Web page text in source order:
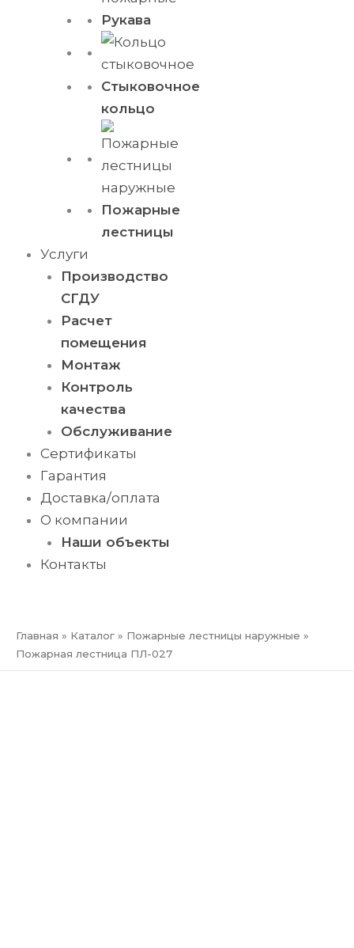
Рукава
Стыковочное
кольцо
Пожарные
лестницы
Услуги
Производство
СГДУ
Расчет
помещения
Монтаж
Контроль
качества
Обслуживание
Сертификаты
Гарантия
Доставка/оплата
О компании
Наши объекты
Контакты
Главная » Каталог » Пожарные лестницы наружные »
Пожарная лестница ПЛ-027